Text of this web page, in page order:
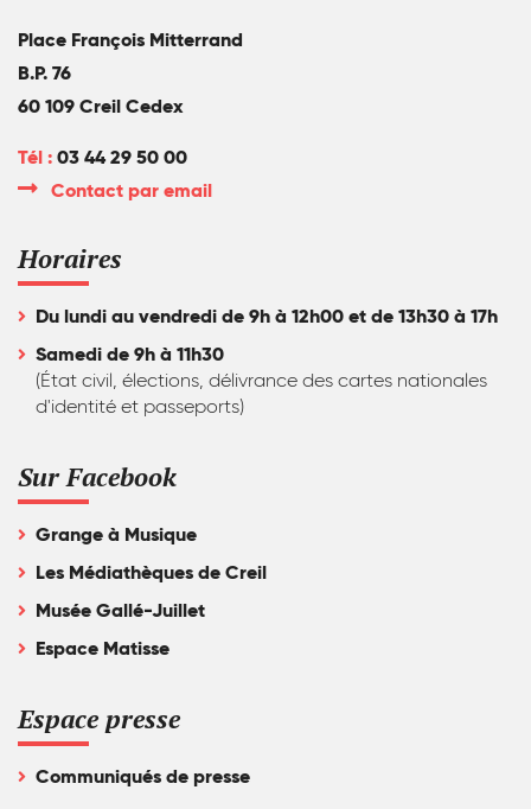
Place François Mitterrand
B.P. 76
60 109 Creil Cedex
Tél :03 44 29 50 00
Contact par email
Horaires
Du lundi au vendredi de 9h à 12h00 et de 13h30 à 17h
Samedi de 9h à 11h30
(État civil, élections, délivrance des cartes nationales
d'identité et passeports)
Sur Facebook
Grange à Musique
Les Médiathèques de Creil
Musée Gallé-Juillet
Espace Matisse
Espace presse
Communiqués de presse